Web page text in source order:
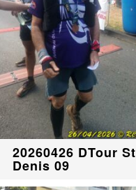
20260426 DTour St
Denis 09